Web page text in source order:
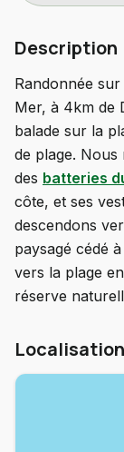
Description
Randonnée
Mer, à 4km de
balade sur la
de plage. Nous
des batteries
côte, et ses
descendons
paysagé cédé
vers la plage
réserve
Localisation